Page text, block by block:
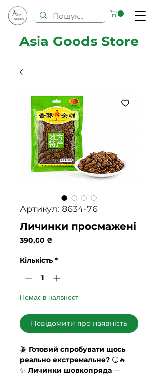
Asia Goods Store
Артикул: 8634-76
Личинки просмажені
390,00 ₴
Кількість *
Немає в наявності
Повідомити про наявність
🪲 Готовий спробувати щось
реально екстремальне? 😏🔥
✨ Личинки шовкопряда —